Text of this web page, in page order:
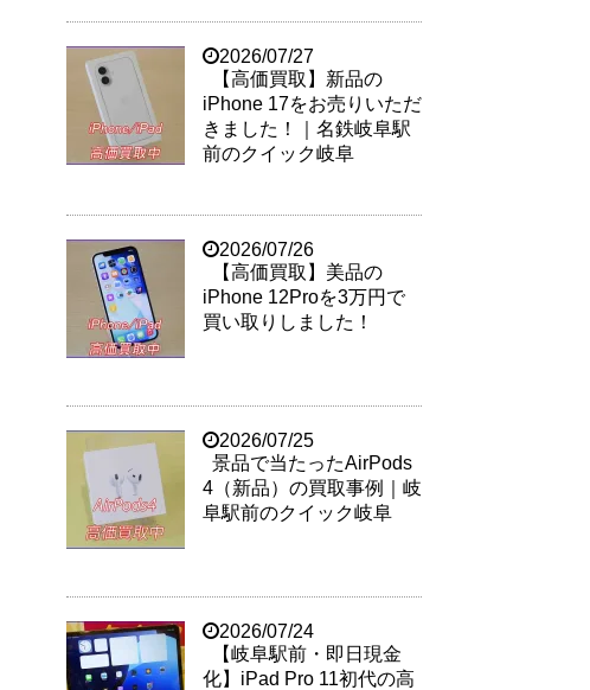
2026/07/27
【高価買取】新品の
iPhone 17をお売りいただ
きました！｜名鉄岐阜駅
前のクイック岐阜
2026/07/26
【高価買取】美品の
iPhone 12Proを3万円で
買い取りしました！
2026/07/25
景品で当たったAirPods
4（新品）の買取事例｜岐
阜駅前のクイック岐阜
2026/07/24
【岐阜駅前・即日現金
化】iPad Pro 11初代の高